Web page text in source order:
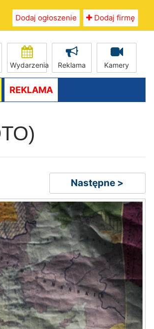
Dodaj ogłoszenie Dodaj firmę
Wydarzenia Reklama Kamery
REKLAMA
Następne >